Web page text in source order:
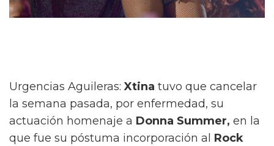
Urgencias Aguileras:Xtina tuvo que cancelar
la semana pasada, por enfermedad, su
actuación homenaje a Donna Summer, en la
que fue su póstuma incorporación al Rock